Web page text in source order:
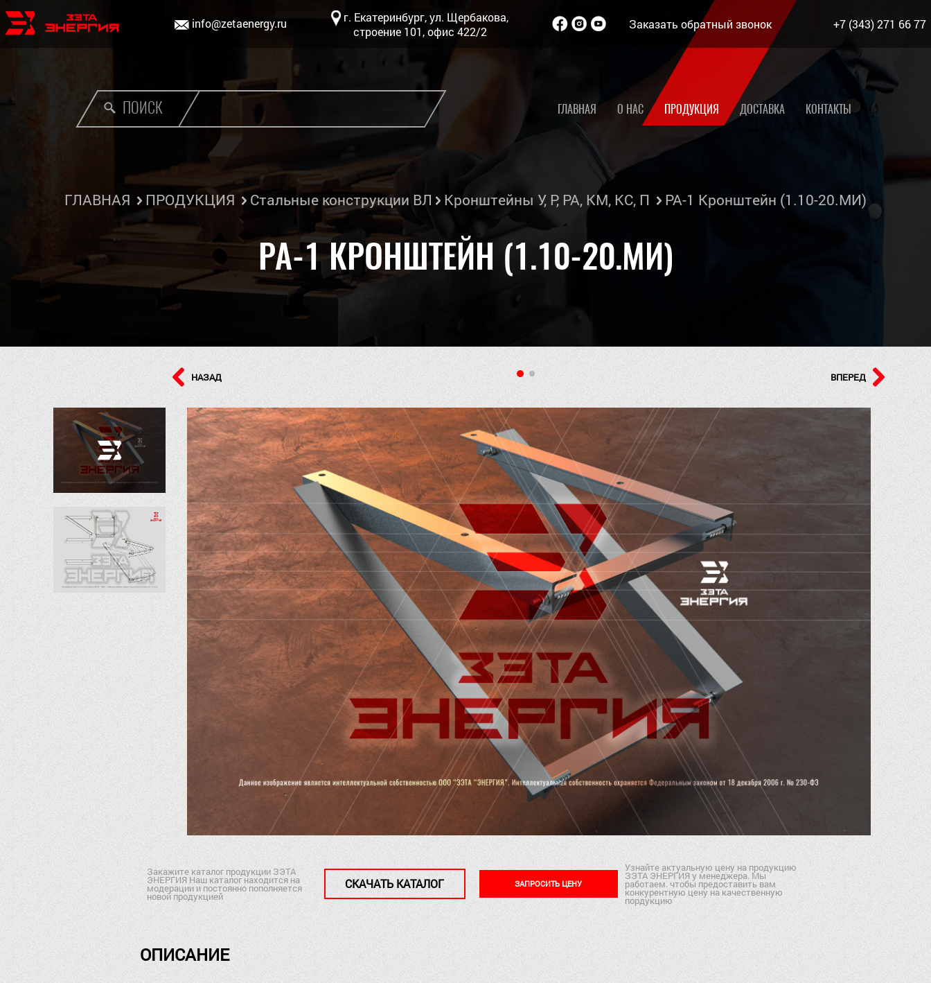
info@zetaenergy.ru
г. Екатеринбург, ул. Щербакова,
строение 101, офис 422/2
Заказать обратный звонок +7 (343) 271 66 77
ПОИСК ГЛАВНАЯ О НАС ПРОДУКЦИЯ ДОСТАВКА КОНТАКТЫ
ГЛАВНАЯ ПРОДУКЦИЯ Стальные конструкции ВЛ Кронштейны У, Р, РА, КМ, КС, П РА-1 Кронштейн (1.10-20.МИ)
РА-1 КРОНШТЕЙН (1.10-20.МИ)
НАЗАД ВПЕРЕД
Закажите каталог продукции ЗЭТА
ЭНЕРГИЯ Наш каталог находится на
модерации и постоянно пополняется
новой продукцией
СКАЧАТЬ КАТАЛОГ ЗАПРОСИТЬ ЦЕНУ
Узнайте актуальную цену на продукцию
ЗЭТА ЭНЕРГИЯ у менеджера. Мы
работаем. чтобы предоставить вам
конкурентную цену на качественную
пордукцию
ОПИСАНИЕ